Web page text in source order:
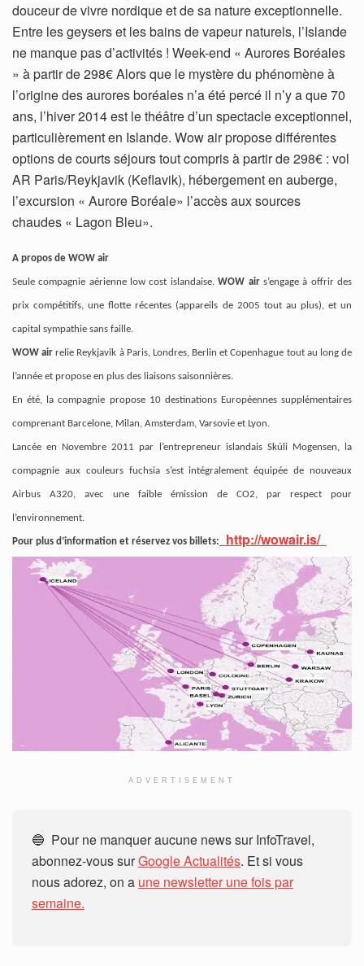
douceur de vivre nordique et de sa nature exceptionnelle.
Entre les geysers et les bains de vapeur naturels, l’Islande
ne manque pas d’activités ! Week-end « Aurores Boréales
» à partir de 298€ Alors que le mystère du phénomène à
l’origine des aurores boréales n’a été percé il n’y a que 70
ans, l’hiver 2014 est le théâtre d’un spectacle exceptionnel,
particulièrement en Islande. Wow air propose différentes
options de courts séjours tout compris à partir de 298€ : vol
AR Paris/Reykjavik (Keflavik), hébergement en auberge,
l’excursion « Aurore Boréale» l’accès aux sources
chaudes « Lagon Bleu».
A propos de WOW air
Seule compagnie aérienne low cost islandaise.WOW airs’engage à offrir des
prix compétitifs, une flotte récentes (appareils de 2005 tout au plus), et un
capital sympathie sans faille.
WOW air relie Reykjavik à Paris, Londres, Berlin et Copenhague tout au long de
l’année et propose en plus des liaisons saisonnières.
En été, la compagnie propose 10 destinations Européennes supplémentaires
comprenant Barcelone, Milan, Amsterdam, Varsovie et Lyon.
Lancée en Novembre 2011 par l’entrepreneur islandais Skúli Mogensen, la
compagnie aux couleurs fuchsia s’est intégralement équipée de nouveaux
Airbus A320, avec une faible émission de CO2, par respect pour
l’environnement.
Pour plus d’information et réservez vos billets: http://wowair.is/
ADVERTISEMENT
🔵 Pour ne manquer aucune news sur InfoTravel,
abonnez-vous surGoogle Actualités. Et si vous
nous adorez, on a une newsletter une fois par
semaine.